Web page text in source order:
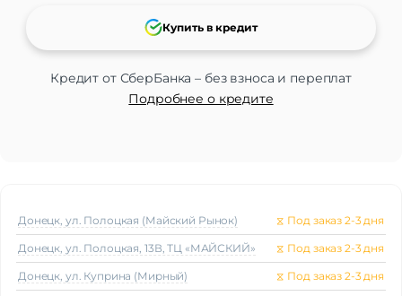
Кредит от СберБанка – без взноса и переплат
Подробнее о кредите
Купить в кредит
Донецк, ул. Полоцкая (Майский Рынок) ⧖ Под заказ 2-3 дня
Донецк, ул. Полоцкая, 13В, ТЦ «МАЙСКИЙ» ⧖ Под заказ 2-3 дня
Донецк, ул. Куприна (Мирный) ⧖ Под заказ 2-3 дня